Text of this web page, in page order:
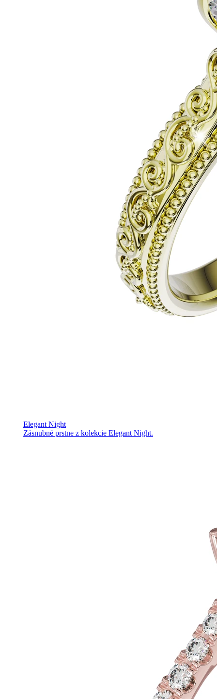
Elegant Night
Zásnubné prstne z kolekcie Elegant Night.